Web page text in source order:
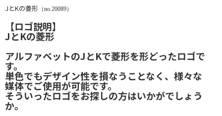
JとKの菱形 （no.20089）
【ロゴ説明】
JとKの菱形
アルファベットのJとKで菱形を形どったロゴで
す。
単色でもデザイン性を損なうことなく、様々な
媒体でご使用が可能です。
そういったロゴをお探しの方はいかがでしょう
か。